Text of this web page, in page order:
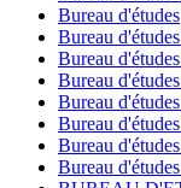
Bureau d'études
Bureau
Bureau
Bureau
Bureau
Bureau
Bureau
Bureau